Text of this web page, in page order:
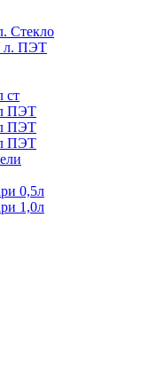
Стекло
л. ПЭТ
ст
ПЭТ
ПЭТ
ПЭТ
0,5л
1,0л